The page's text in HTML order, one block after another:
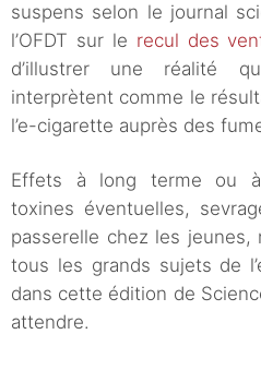
suspens selon le journal
l’OFDT sur le recul des
d’illustrer une réalité
interprètent comme le
l’e-cigarette auprès des
Effets à long terme ou
toxines éventuelles,
passerelle chez les jeunes,
tous les grands sujets de
dans cette édition de
attendre.